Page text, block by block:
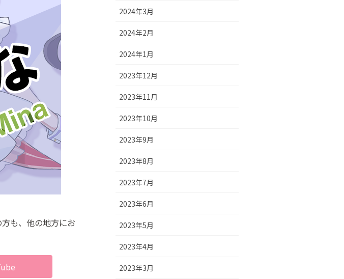
も、他の地方にお
2024年3月
2024年2月
2024年1月
2023年12月
2023年11月
2023年10月
2023年9月
2023年8月
2023年7月
2023年6月
2023年5月
2023年4月
2023年3月